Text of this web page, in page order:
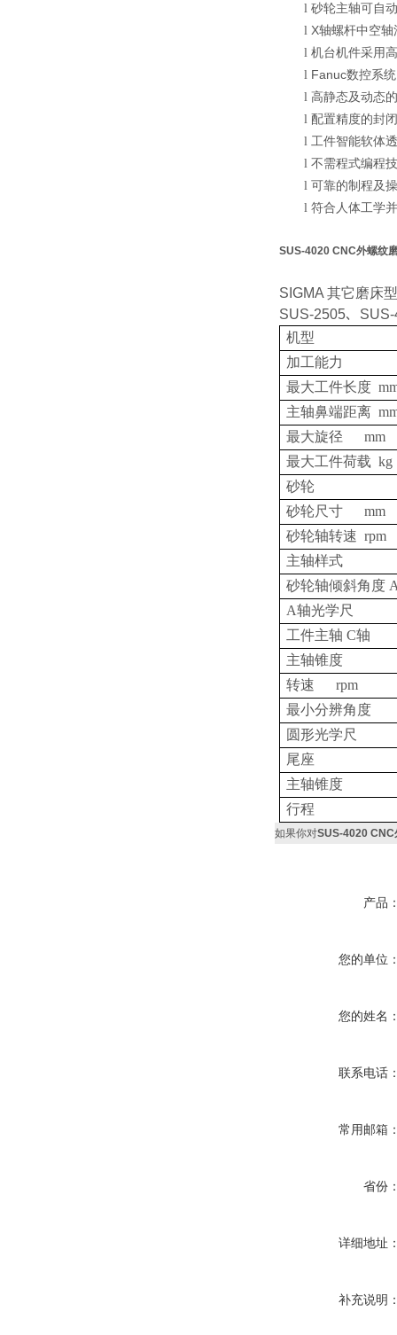
l 砂轮主轴可自
l X轴螺杆中空
l 机台机件采用
l Fanuc数控系统
l 高静态及动态
l 配置精度的封
l 工件智能软体
l 不需程式编程
l 可靠的制程及
l 符合人体工学
SUS-4020 CNC外螺纹
SIGMA 其它磨床
SUS-2505､
机型
加工能力
最大工件长度
主轴鼻端距离
最大旋径 mm
最大工件荷载 kg
砂轮
砂轮尺寸 mm
砂轮轴转速 rpm
主轴样式
砂轮轴倾斜角度
A轴光学尺
工件主轴 C轴
主轴锥度
转速 rpm
最小分辨角度
圆形光学尺
尾座
主轴锥度
行程
如果你对SUS-4020 CNC
产品
您的单位
您的姓名
联系电话
常用邮箱
省份
详细地址
补充说明